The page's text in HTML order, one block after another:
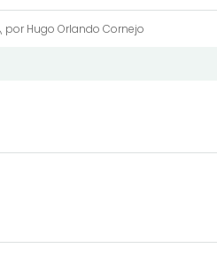
por Hugo Orlando Cornejo